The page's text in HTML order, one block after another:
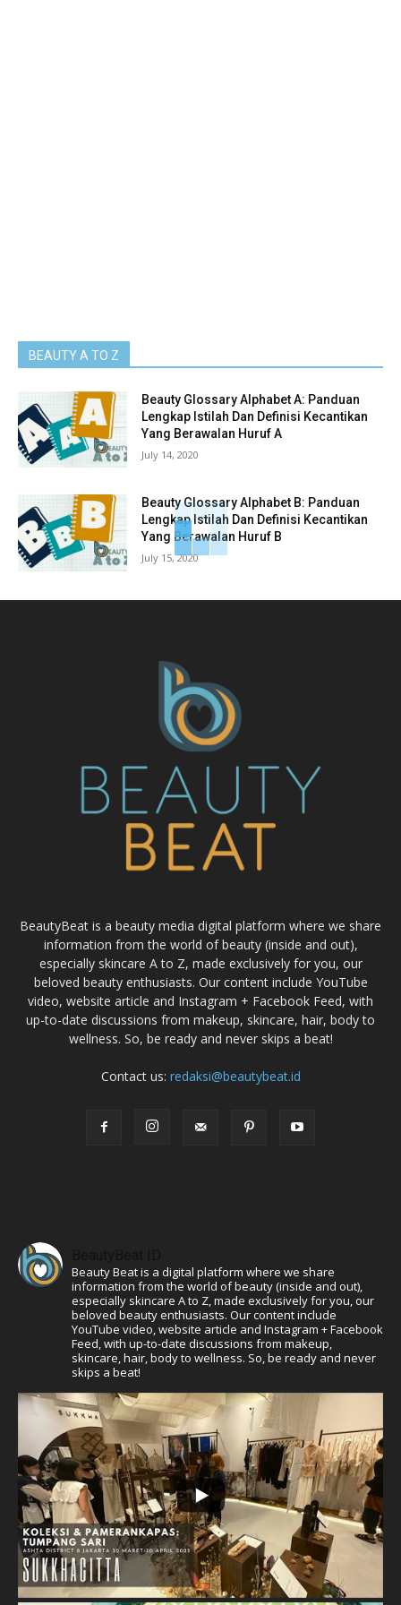
BEAUTY A TO Z
Beauty Glossary Alphabet A: Panduan
Lengkap Istilah Dan Definisi Kecantikan
Yang Berawalan Huruf A
July 14, 2020
Beauty Glossary Alphabet B: Panduan
Lengkap Istilah Dan Definisi Kecantikan
Yang Berawalan Huruf B
July 15, 2020
BeautyBeat is a beauty media digital platform where we share
information from the world of beauty (inside and out),
especially skincare A to Z, made exclusively for you, our
beloved beauty enthusiasts. Our content include YouTube
video, website article and Instagram + Facebook Feed, with
up-to-date discussions from makeup, skincare, hair, body to
wellness. So, be ready and never skips a beat!
Contact us: redaksi@beautybeat.id
Beauty Beat is a digital platform where we share
information from the world of beauty (inside and out),
especially skincare A to Z, made exclusively for you, our
beloved beauty enthusiasts. Our content include
YouTube video, website article and Instagram + Facebook
Feed, with up-to-date discussions from makeup,
skincare, hair, body to wellness. So, be ready and never
skips a beat!